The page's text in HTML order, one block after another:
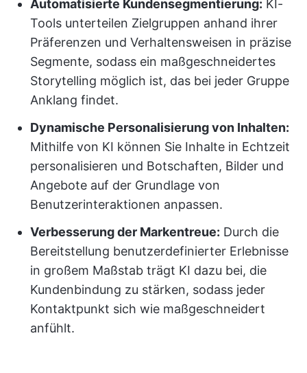
Automatisierte Kundensegmentierung: KI-
Tools unterteilen Zielgruppen anhand ihrer
Präferenzen und Verhaltensweisen in präzise
Segmente, sodass ein maßgeschneidertes
Storytelling möglich ist, das bei jeder Gruppe
Anklang findet.
Dynamische Personalisierung von Inhalten:
Mithilfe von KI können Sie Inhalte in Echtzeit
personalisieren und Botschaften, Bilder und
Angebote auf der Grundlage von
Benutzerinteraktionen anpassen.
Verbesserung der Markentreue: Durch die
Bereitstellung benutzerdefinierter Erlebnisse
in großem Maßstab trägt KI dazu bei, die
Kundenbindung zu stärken, sodass jeder
Kontaktpunkt sich wie maßgeschneidert
anfühlt.